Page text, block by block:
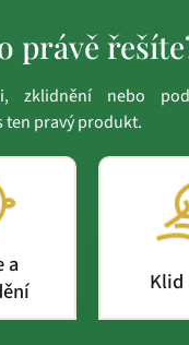
právě
zklidnění nebo
ten pravý produkt.
a
Klid